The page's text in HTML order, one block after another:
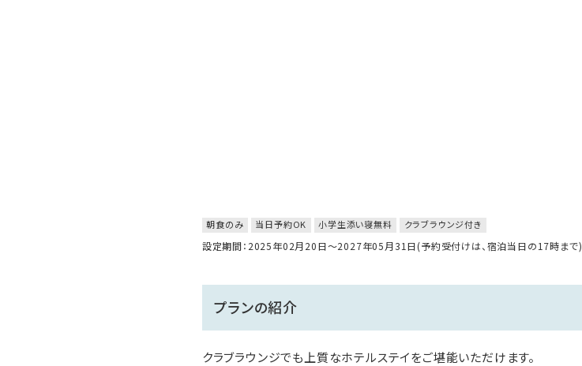
朝食のみ 当日予約OK 小学生添い寝無料 クラブラウンジ付き
設定期間：2025年02月20日～2027年05月31日(予約受付けは、宿泊当日の17時まで)
プランの紹介
クラブラウンジでも上質なホテルステイをご堪能いただけます。